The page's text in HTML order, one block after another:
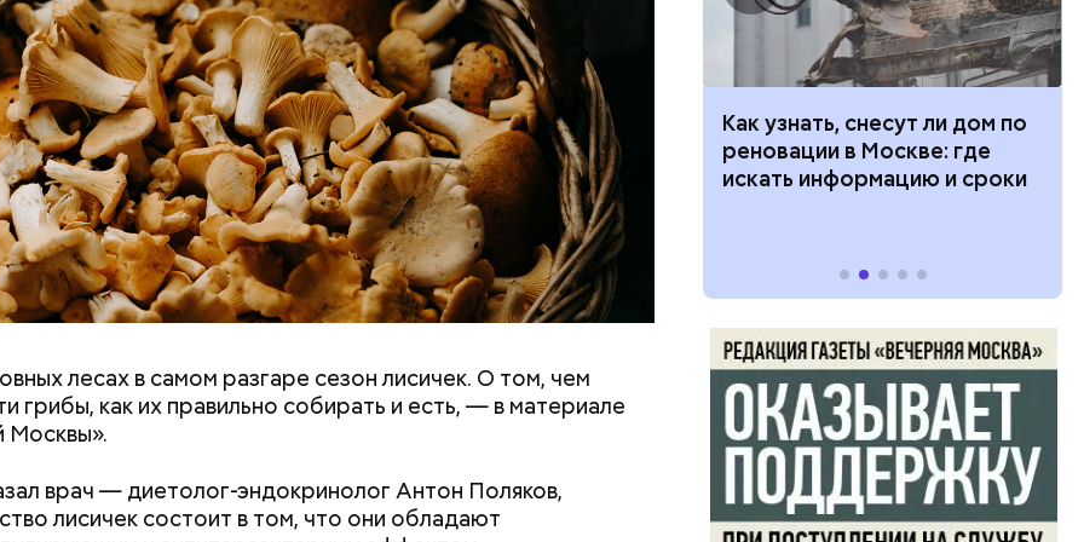
лесах в самом разгаре сезон лисичек. О том, чем
грибы, как их правильно собирать и есть, — в материале
Москвы».
врач — диетолог-эндокринолог Антон Поляков,
лисичек состоит в том, что они обладают
жизни молнии (маленькой и средней) около 30 секунд.
могут жить и до нескольких минут, отметил эксперт.
в целом перенес ровно. Мы тогда и не осознавали
Что нас возьмет, самых крепких и сильных? Знали только о
и Нагасаки. С подобным сами не сталкивались, — говорит
Как поменять батареи дома и
не получить штраф
Как получить до 100 тысяч
рублей от государства при
трудной ситуации: кто может
претендовать и какие нужны
документы
Как узнать, снесут ли дом по
реновации в Москве: где
искать информацию и сроки